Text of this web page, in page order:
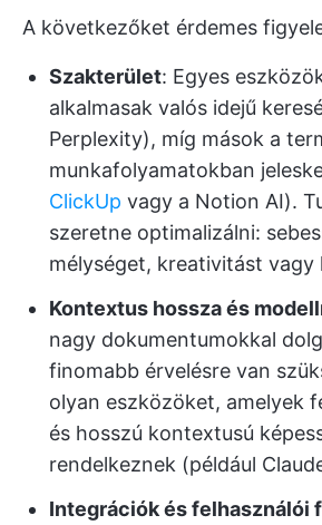
A következőket érdemes
Szakterület: Egyes
alkalmasak valós idejű
Perplexity), míg mások a
munkafolyamatokban
ClickUp vagy a Notion AI).
szeretne optimalizálni:
mélységet, kreativitást
Kontextus hossza és
nagy dokumentumokkal
finomabb érvelésre van
olyan eszközöket, amelyek
és hosszú kontextusú
rendelkeznek (például
Integrációk és felhasználói